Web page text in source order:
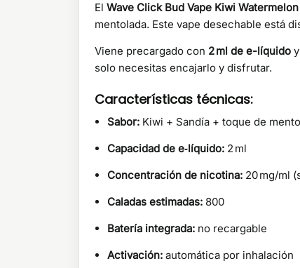
El Wave Click Bud Vape Kiwi Watermelon
mentolada. Este vape desechable está
Viene precargado con 2 ml de e-líquido
solo necesitas encajarlo y disfrutar.
Características técnicas:
Sabor: Kiwi + Sandía + toque de
Capacidad de e‑líquido: 2 ml
Concentración de nicotina: 20 mg/ml
Caladas estimadas: 800
Batería integrada: no recargable
Activación: automática por inhalación